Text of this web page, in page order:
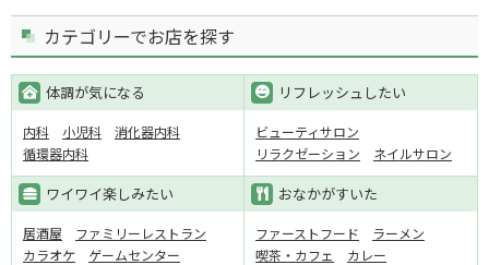
カテゴリーでお店を探す
体調が気になる
内科 小児科
消化器内科
循環器内科
リフレッシュしたい
ビューティサロン
リラクゼーション
ネイルサロン
ワイワイ楽しみたい
居酒屋
ファミリーレストラン
カラオケ
ゲームセンター
おなかがすいた
ファーストフード
ラーメン
喫茶・カフェ
カレー